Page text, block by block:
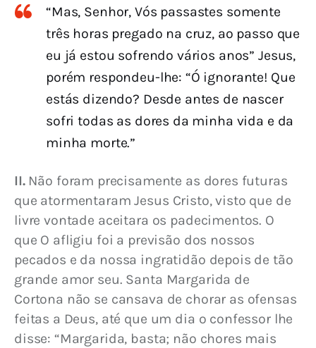
“Mas, Senhor, Vós passastes somente
três horas pregado na cruz, ao passo que
eu já estou sofrendo vários anos” Jesus,
porém respondeu-lhe: “Ó ignorante! Que
estás dizendo? Desde antes de nascer
sofri todas as dores da minha vida e da
minha morte.”
II. Não foram precisamente as dores futuras
que atormentaram Jesus Cristo, visto que de
livre vontade aceitara os padecimentos. O
que O afligiu foi a previsão dos nossos
pecados e da nossa ingratidão depois de tão
grande amor seu. Santa Margarida de
Cortona não se cansava de chorar as ofensas
feitas a Deus, até que um dia o confessor lhe
disse: “Margarida, basta; não chores mais